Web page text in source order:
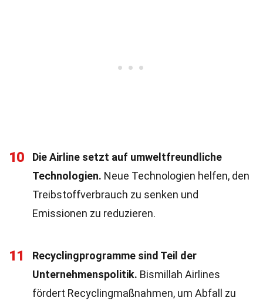
10
Die Airline setzt auf umweltfreundliche
Technologien. Neue Technologien helfen, den
Treibstoffverbrauch zu senken und
Emissionen zu reduzieren.
11
Recyclingprogramme sind Teil der
Unternehmenspolitik. Bismillah Airlines
fördert Recyclingmaßnahmen, um Abfall zu